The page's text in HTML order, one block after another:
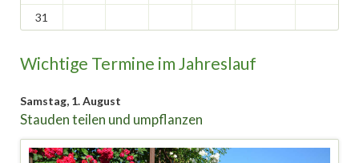
31
Wichtige Termine im Jahreslauf
Samstag, 1. August
Stauden teilen und umpflanzen